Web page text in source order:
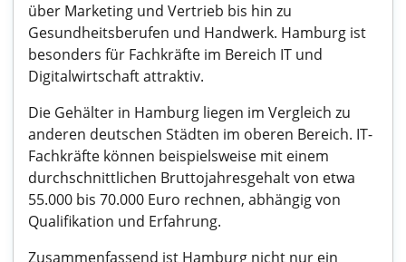
über Marketing und Vertrieb bis hin zu
Gesundheitsberufen und Handwerk. Hamburg ist
besonders für Fachkräfte im Bereich IT und
Digitalwirtschaft attraktiv.
Die Gehälter in Hamburg liegen im Vergleich zu
anderen deutschen Städten im oberen Bereich. IT-
Fachkräfte können beispielsweise mit einem
durchschnittlichen Bruttojahresgehalt von etwa
55.000 bis 70.000 Euro rechnen, abhängig von
Qualifikation und Erfahrung.
Zusammenfassend ist Hamburg nicht nur ein